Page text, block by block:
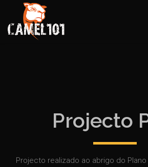
Projecto
Projecto realizado ao abrigo do